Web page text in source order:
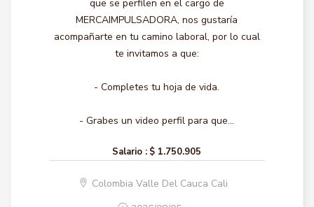
que se perfilen en el cargo de
MERCAIMPULSADORA, nos gustaría
acompañarte en tu camino laboral, por lo cual
te invitamos a que:
- Completes tu hoja de vida.
- Grabes un video perfil para que...
Salario : $ 1.750.905
Colombia Valle Del Cauca Cali